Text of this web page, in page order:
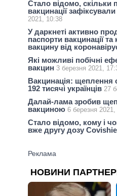
Стало відомо, скільки
вакцинації зафіксували
2021, 10:38
У даркнеті активно
паспорти вакцинації
вакцину від
Які можливі побічні
вакцин 3 березня 2021,
Вакцинація: щеплення
192 тисячі українців 27
Далай-лама зробив
вакциною 6 березня
Стало відомо, кому і
вже другу дозу